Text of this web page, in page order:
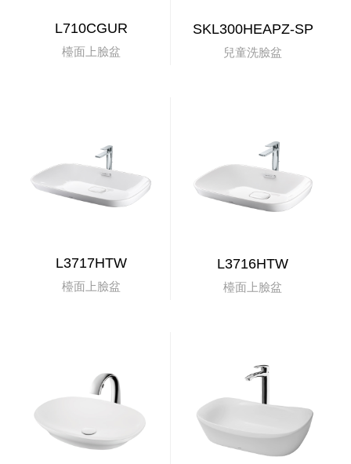
L710CGUR
檯面上臉盆
SKL300HEAPZ-SP
兒童洗臉盆
L3717HTW
檯面上臉盆
L3716HTW
檯面上臉盆